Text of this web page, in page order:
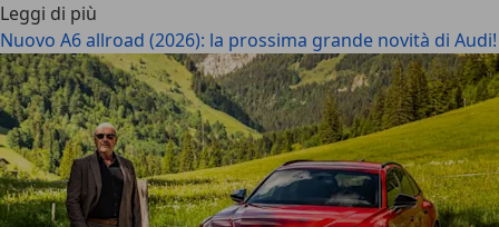
Leggi di più
Nuovo A6 allroad (2026): la prossima grande novità di Audi!